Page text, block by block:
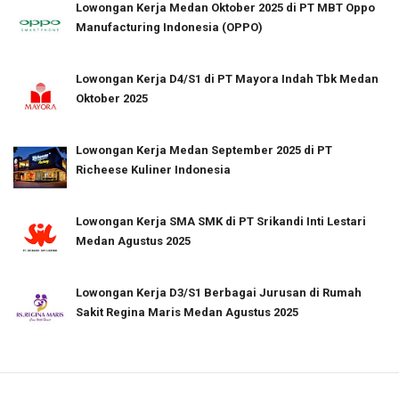
Lowongan Kerja Medan Oktober 2025 di PT MBT Oppo
Manufacturing Indonesia (OPPO)
Lowongan Kerja D4/S1 di PT Mayora Indah Tbk Medan
Oktober 2025
Lowongan Kerja Medan September 2025 di PT
Richeese Kuliner Indonesia
Lowongan Kerja SMA SMK di PT Srikandi Inti Lestari
Medan Agustus 2025
Lowongan Kerja D3/S1 Berbagai Jurusan di Rumah
Sakit Regina Maris Medan Agustus 2025